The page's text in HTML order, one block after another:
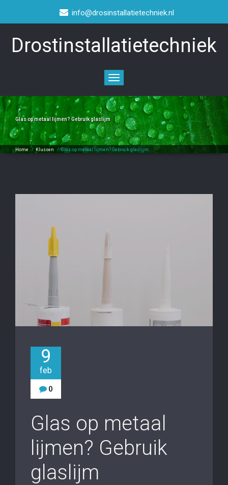
info@drosinstallatietechniek.nl
Drostinstallatietechniek
Toggle
navigation
Glas op metaal lijmen? Gebruik glaslijm
Home / Klussen /Glas op metaal lijmen? Gebruik glaslijm
9
feb
0
Glas op metaal
lijmen? Gebruik
glaslijm